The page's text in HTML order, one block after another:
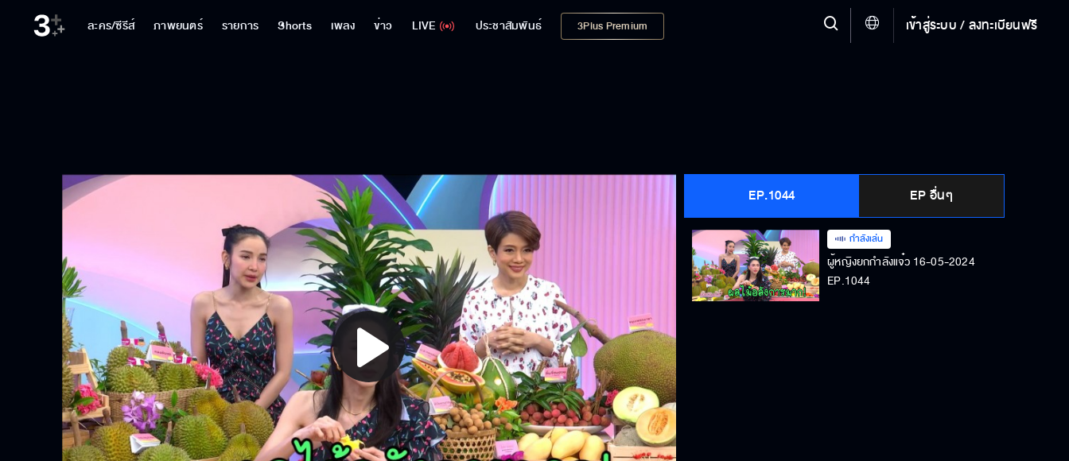
ละคร/ซีรีส์ ภาพยนตร์ รายการ Shorts เพลง ข่าว LIVE ประชาสัมพันธ์ 3Plus Premium เข้าสู่ระบบ / ลงทะเบียนฟรี
Play
Video
EP.1044 EP อื่นๆ
กำลังเล่น
ผู้หญิงยกกำลังแจ๋ว 16-05-2024
EP.1044